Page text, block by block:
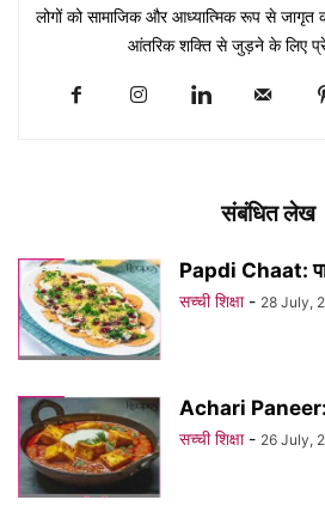
लोगों को सामाजिक और आध्यात्मिक रूप से जागृत
आंतरिक शक्ति से जुड़ने के लिए
संबंधित लेख
Papdi Chaat:
सच्ची शिक्षा - 28 July,
Achari Paneer:
सच्ची शिक्षा - 26 July,